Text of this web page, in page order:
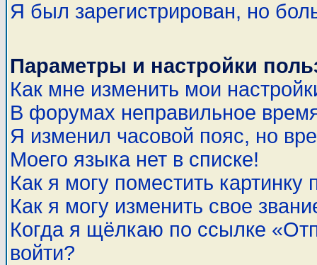
Я был зарегистрирован, но
Параметры и настройки
Как мне изменить мои
В форумах неправильное
Я изменил часовой пояс, но
Моего языка нет в списке!
Как я могу поместить
Как я могу изменить свое
Когда я щёлкаю по ссылке
войти?